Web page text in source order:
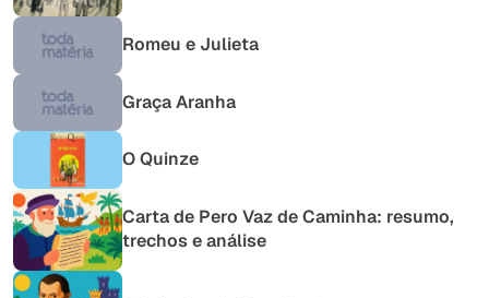
Romeu e Julieta
Graça Aranha
O Quinze
Carta de Pero Vaz de Caminha: resumo,
trechos e análise